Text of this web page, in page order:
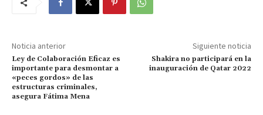
Noticia anterior
Ley de Colaboración Eficaz es
importante para desmontar a
«peces gordos» de las
estructuras criminales,
asegura Fátima Mena
Siguiente noticia
Shakira no participará en la
inauguración de Qatar 2022